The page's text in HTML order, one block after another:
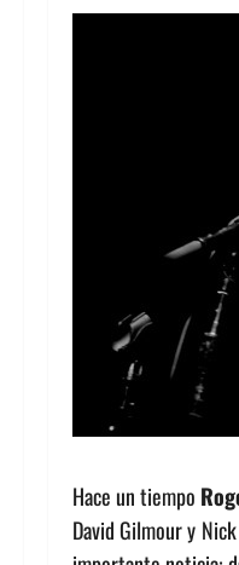
Hace un tiempo
David Gilmour y